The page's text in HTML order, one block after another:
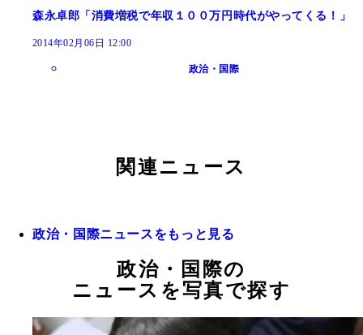
森永卓郎「消費増税で年収１００万円時代がやってくる！」
2014年02月06日 12:00
政治・国際
関連ニュース
政治・国際ニュースをもっと見る
政治・国際の
ニュースを写真で探す